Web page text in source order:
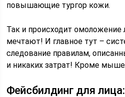
повышающие тургор кожи.
Так и происходит омоложение
мечтают! И главное тут –
следование правилам,
и никаких затрат! Кроме
Фейсбилдинг для